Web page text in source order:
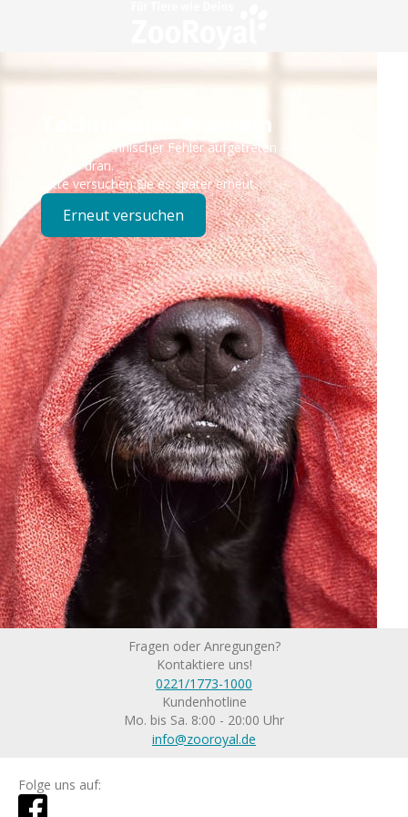
Technisches Problem
Es ist ein technischer Fehler aufgetreten – wir sind
bereits dran.
Bitte versuchen Sie es später erneut.
Erneut versuchen
Fragen oder Anregungen?
Kontaktiere uns!
0221/1773-1000
Kundenhotline
Mo. bis Sa. 8:00 - 20:00 Uhr
info@zooroyal.de
Folge uns auf: